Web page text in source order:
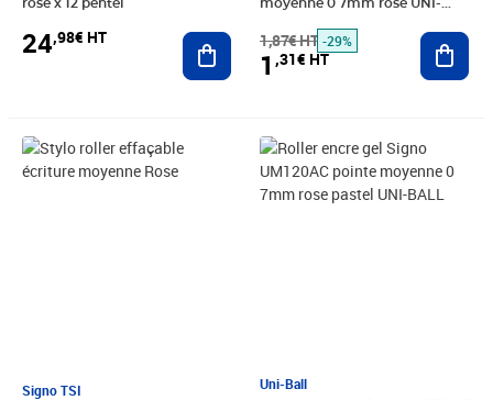
rose x 12 pentel
24,98€ HT Ajouter au panier
moyenne 0 7mm rose UNI-
1,87€ HT -29%
1 ,31€ HT
Signo TSI
Prix barré 2,03€ HT
Prix 1,42€ HT
Uni-Ball
Prix 1,86€ HT